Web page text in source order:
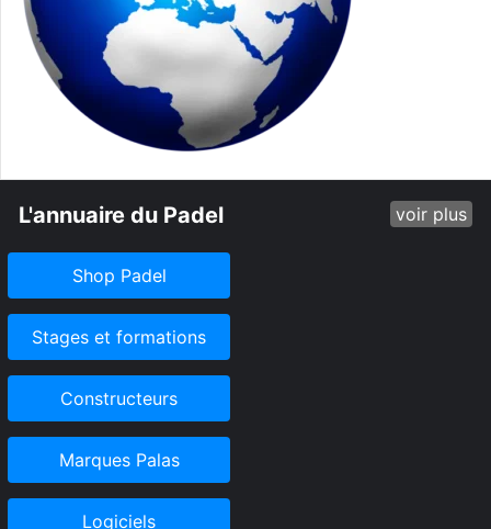
L'annuaire du Padel voir plus
Shop Padel
Stages et formations
Constructeurs
Marques Palas
Logiciels